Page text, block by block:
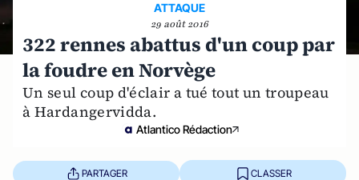
ATTAQUE
29 août 2016
322 rennes abattus d'un coup par
la foudre en Norvège
Un seul coup d'éclair a tué tout un troupeau
à Hardangervidda.
Atlantico Rédaction
PARTAGER CLASSER